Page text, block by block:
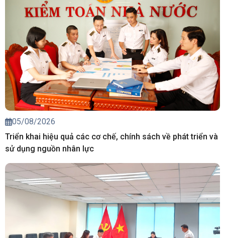
05/08/2026
Triển khai hiệu quả các cơ chế, chính sách về phát triển và
sử dụng nguồn nhân lực